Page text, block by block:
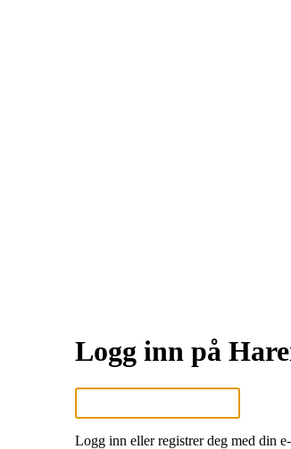
Logg inn på
Logg inn eller registrer deg med din e-